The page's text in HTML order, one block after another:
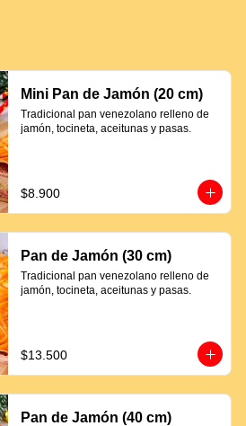
Mini Pan de Jamón (20 cm)
Tradicional pan venezolano relleno de
jamón, tocineta, aceitunas y pasas.
$8.900
Pan de Jamón (30 cm)
Tradicional pan venezolano relleno de
jamón, tocineta, aceitunas y pasas.
$13.500
Pan de Jamón (40 cm)